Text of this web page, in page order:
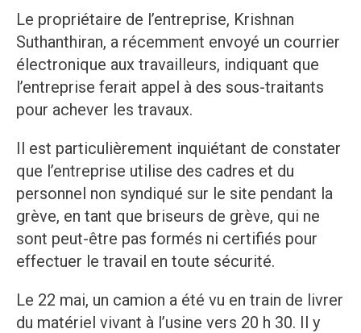
Le propriétaire de l’entreprise, Krishnan
Suthanthiran, a récemment envoyé un courrier
électronique aux travailleurs, indiquant que
l’entreprise ferait appel à des sous-traitants
pour achever les travaux.
Il est particulièrement inquiétant de constater
que l’entreprise utilise des cadres et du
personnel non syndiqué sur le site pendant la
grève, en tant que briseurs de grève, qui ne
sont peut-être pas formés ni certifiés pour
effectuer le travail en toute sécurité.
Le 22 mai, un camion a été vu en train de livrer
du matériel vivant à l’usine vers 20 h 30. Il y